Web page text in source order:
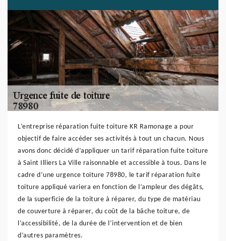
L’entreprise réparation fuite toiture KR Ramonage a pour
objectif de faire accéder ses activités à tout un chacun. Nous
avons donc décidé d’appliquer un tarif réparation fuite toiture
à Saint Illiers La Ville raisonnable et accessible à tous. Dans le
cadre d’une urgence toiture 78980, le tarif réparation fuite
toiture appliqué variera en fonction de l’ampleur des dégâts,
de la superficie de la toiture à réparer, du type de matériau
de couverture à réparer, du coût de la bâche toiture, de
l’accessibilité, de la durée de l’intervention et de bien
d’autres paramètres.